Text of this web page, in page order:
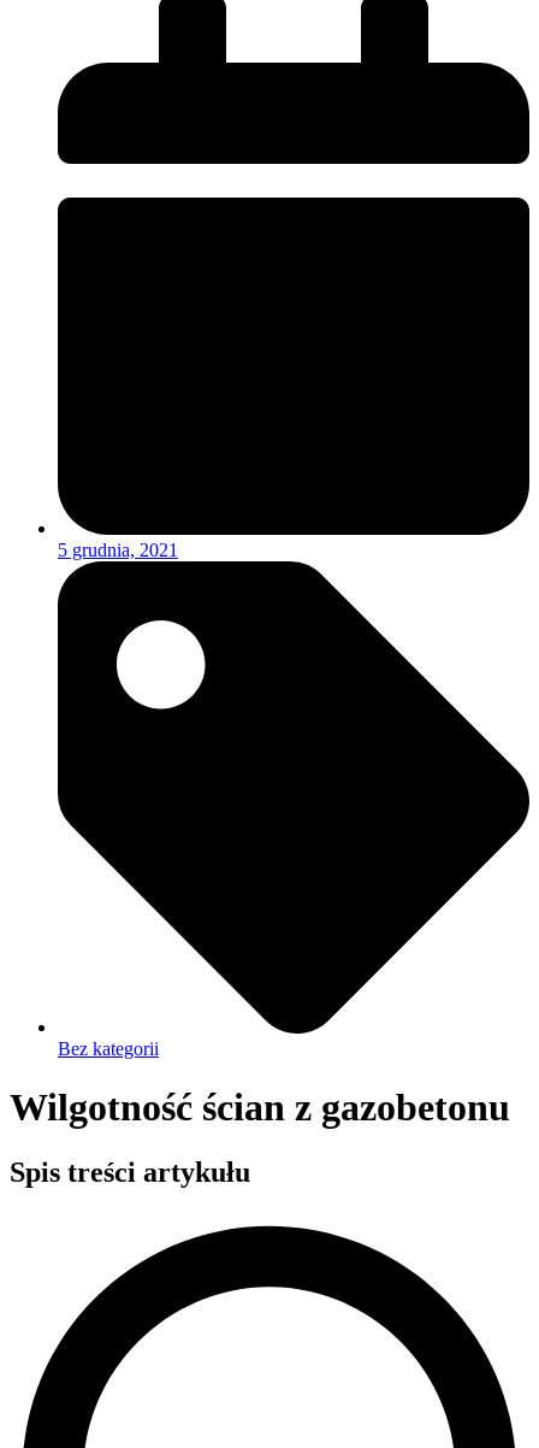
5 grudnia, 2021
Bez kategorii
Wilgotność ścian z gazobetonu
Spis treści artykułu